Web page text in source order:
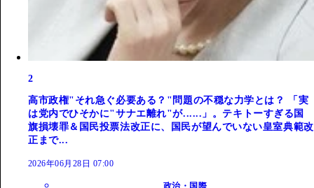
2
高市政権"それ急ぐ必要ある？"問題の不穏な力学とは？ 「実
は党内でひそかに"サナエ離れ"が......」。テキトーすぎる国
旗損壊罪＆国民投票法改正に、国民が望んでいない皇室典範改
正まで...
2026年06月28日 07:00
政治・国際